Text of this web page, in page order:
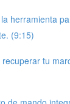
herramienta
(9:15)
tu